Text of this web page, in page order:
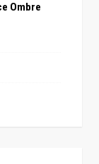
Ombre